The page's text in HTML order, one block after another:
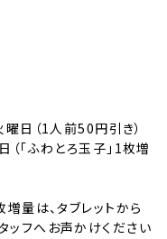
日（1人前50円引き）
「ふわとろ玉子」1枚増
量は、タブレットから
ッフへお声かけください